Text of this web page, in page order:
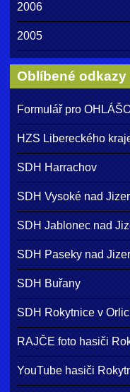
2006
2005
Oblíbené odkazy
Formulář pro
HZS Libereckého
SDH Harrachov
SDH Vysoké nad
SDH Jablonec nad
SDH Paseky nad
SDH Buřany
SDH Rokytnice v
RAJČE foto hasiči
YouTube hasiči